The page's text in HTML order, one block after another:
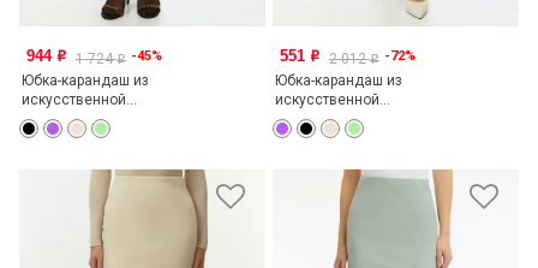
944 o 1 724o -45%
Юбка-карандаш из
искусственной...
551 o 2 012o -72%
Юбка-карандаш из
искусственной...